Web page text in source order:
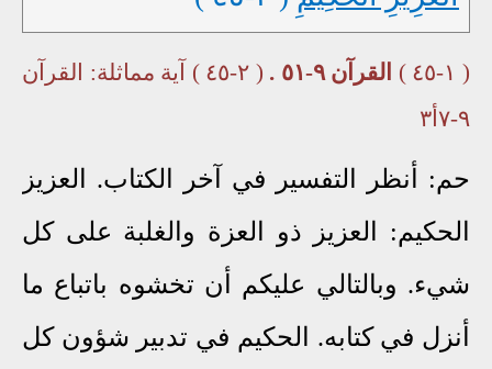
( ١-٤٥ ) القرآن ٩-٥١ .
( ٢-٤٥ ) آية مماثلة: القرآن
٩-٧أ٣
حم: أنظر التفسير في آخر الكتاب. العزيز
الحكيم: العزيز ذو العزة والغلبة على كل
شيء. وبالتالي عليكم أن تخشوه باتباع ما
أنزل في كتابه. الحكيم في تدبير شؤون كل